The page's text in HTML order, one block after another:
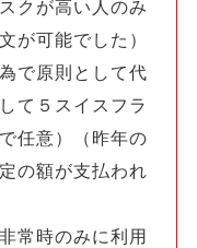
クが高い人のみ
が可能でした）
で原則として代
て５スイスフラ
任意）（昨年の
の額が支払われ
常時のみに利用